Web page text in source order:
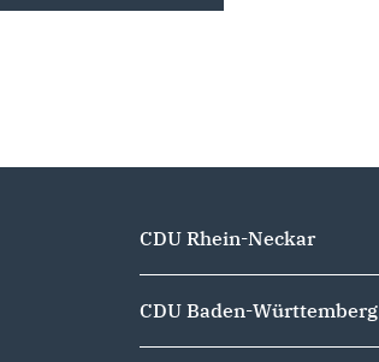
CDU Rhein-Neckar
CDU Baden-Württemberg